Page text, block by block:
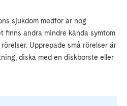
sjukdom medför är nog
finns andra mindre kända symtom
Upprepade små rörelser är
diska med en diskborste eller